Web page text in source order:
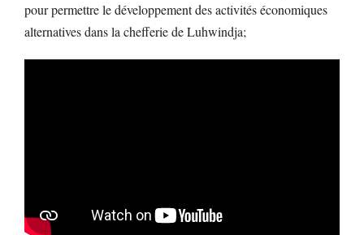
pour permettre le développement des activités économiques
alternatives dans la chefferie de Luhwindja;